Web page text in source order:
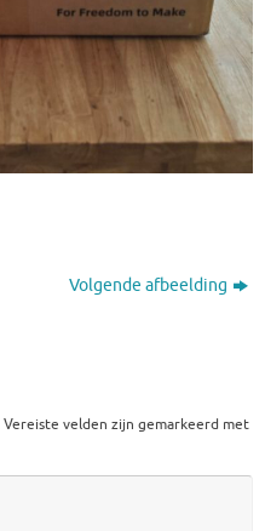
Volgende afbeelding
Vereiste velden zijn gemarkeerd met